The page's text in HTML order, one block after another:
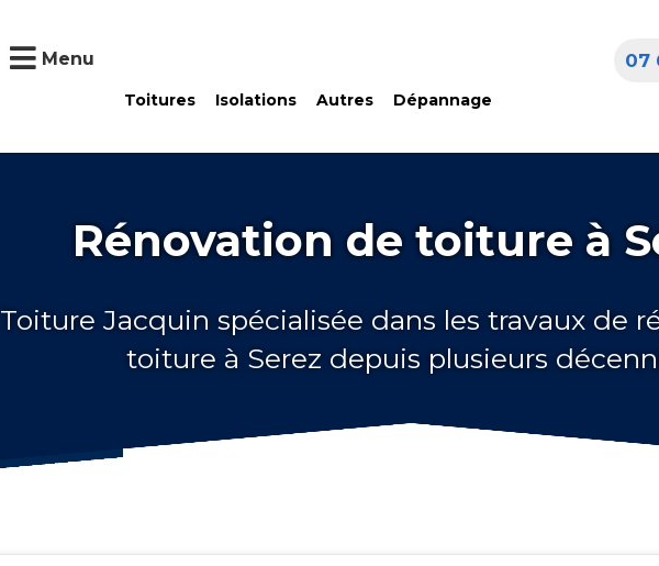
Menu
Toitures Isolations Autres Dépannage
07
Rénovation de toiture à
Toiture Jacquin spécialisée dans les travaux de
toiture à Serez depuis plusieurs